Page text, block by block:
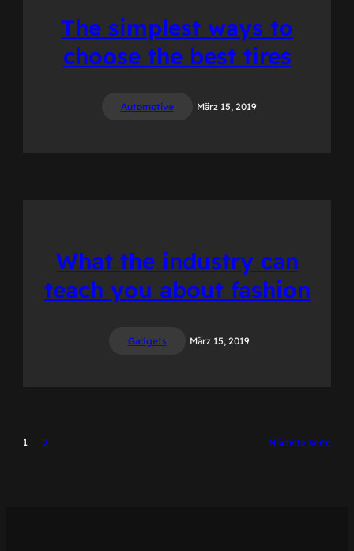
The simplest ways to
choose the best tires
Automotive März 15, 2019
What the industry can
teach you about fashion
Gadgets März 15, 2019
1 2 Nächste Seite